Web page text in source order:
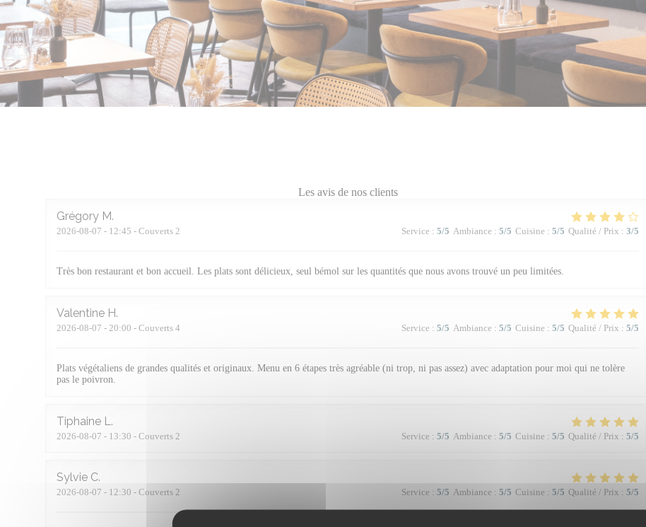
Les avis de nos clients
Grégory M
2026-08-07 - 12:45 - Couverts 2 Service : 5/5 Ambiance : 5/5 Cuisine : 5/5 Qualité / Prix : 3/5
Très bon restaurant et bon accueil. Les plats sont délicieux, seul bémol sur les quantités que nous avons trouvé un peu limitées.
Valentine H
2026-08-07 - 20:00 - Couverts 4 Service : 5/5 Ambiance : 5/5 Cuisine : 5/5 Qualité / Prix : 5/5
Plats végétaliens de grandes qualités et originaux. Menu en 6 étapes très agréable (ni trop, ni pas assez) avec adaptation pour moi qui ne tolère
pas le poivron.
Tiphaine L
2026-08-07 - 13:30 - Couverts 2 Service : 5/5 Ambiance : 5/5 Cuisine : 5/5 Qualité / Prix : 5/5
Sylvie C
2026-08-07 - 12:30 - Couverts 2 Service : 5/5 Ambiance : 5/5 Cuisine : 5/5 Qualité / Prix : 5/5